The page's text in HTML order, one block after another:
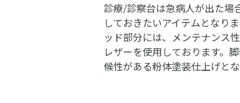
診療/診察台は急病人が出た場
しておきたいアイテムとなり
ッド部分には、メンテナンス
レザーを使用しております。
候性がある粉体塗装仕上げとな